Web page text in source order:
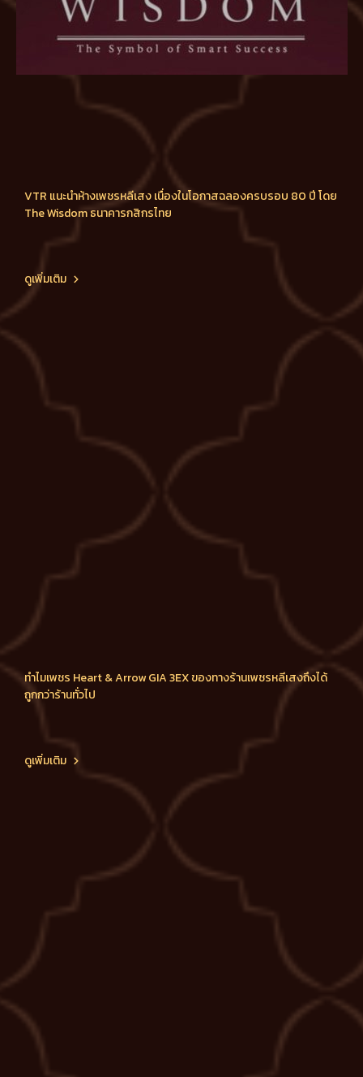
VTR แนะนำห้างเพชรหลีเสง เนื่องในโอกาสฉลองครบรอบ 80 ปี โดย
The Wisdom ธนาคารกสิกรไทย
ดูเพิ่มเติม
ทำไมเพชร Heart & Arrow GIA 3EX ของทางร้านเพชรหลีเสงถึงได้
ถูกกว่าร้านทั่วไป
ดูเพิ่มเติม